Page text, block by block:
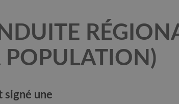
POPULATION)
signé une